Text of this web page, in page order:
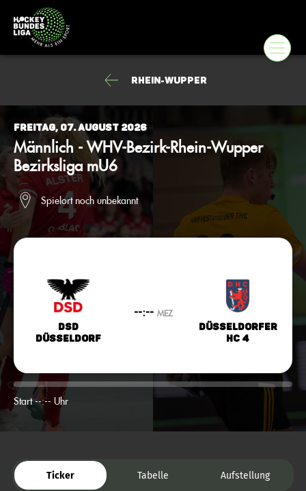
Rhein-Wupper
Freitag, 07. August 2026
Männlich - WHV-Bezirk-Rhein-Wupper
Bezirksliga mU6
Spielort noch unbekannt
DSD
Düsseldorf
--:-- MEZ
Düsseldorfer
HC 4
Start --:-- Uhr
Ticker Tabelle Aufstellung